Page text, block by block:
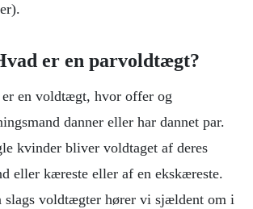
er en parvoldtægt?
en voldtægt, hvor offer og
danner eller har dannet par.
kvinder bliver voldtaget af deres
eller kæreste eller af en ekskæreste.
slags voldtægter hører vi sjældent om i